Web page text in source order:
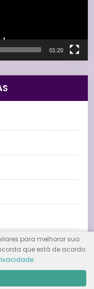
01:20
para melhorar sua
que está de acordo
.